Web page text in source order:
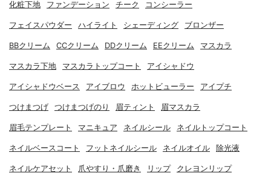
化粧下地 ファンデーション チーク コンシーラー
フェイスパウダー ハイライト シェーディング ブロンザー
BBクリーム CCクリーム DDクリーム EEクリーム マスカラ
マスカラ下地 マスカラトップコート アイシャドウ
アイシャドウベース アイブロウ ホットビューラー アイプチ
つけまつげ つけまつげのり 眉ティント 眉マスカラ
眉毛テンプレート マニキュア ネイルシール ネイルトップコート
ネイルベースコート フットネイルシール ネイルオイル 除光液
ネイルケアセット 爪やすり・爪磨き リップ クレヨンリップ